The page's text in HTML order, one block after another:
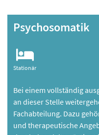
Psychosomatik
Stationär
Bei einem vollständig
an dieser Stelle
Fachabteilung. Dazu
und therapeutische